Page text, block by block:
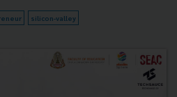
silicon-valley